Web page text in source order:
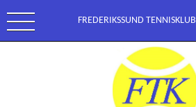
FREDERIKSSUND TENNISKLUB